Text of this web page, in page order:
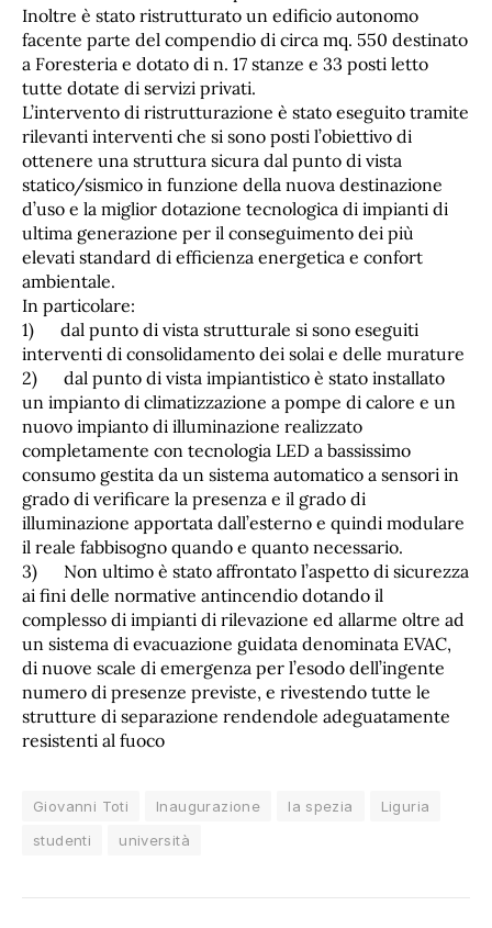
Inoltre è stato ristrutturato un edificio autonomo
facente parte del compendio di circa mq. 550 destinato
a Foresteria e dotato di n. 17 stanze e 33 posti letto
tutte dotate di servizi privati.
L’intervento di ristrutturazione è stato eseguito tramite
rilevanti interventi che si sono posti l’obiettivo di
ottenere una struttura sicura dal punto di vista
statico/sismico in funzione della nuova destinazione
d’uso e la miglior dotazione tecnologica di impianti di
ultima generazione per il conseguimento dei più
elevati standard di efficienza energetica e confort
ambientale.
In particolare:
1) dal punto di vista strutturale si sono eseguiti
interventi di consolidamento dei solai e delle murature
2) dal punto di vista impiantistico è stato installato
un impianto di climatizzazione a pompe di calore e un
nuovo impianto di illuminazione realizzato
completamente con tecnologia LED a bassissimo
consumo gestita da un sistema automatico a sensori in
grado di verificare la presenza e il grado di
illuminazione apportata dall’esterno e quindi modulare
il reale fabbisogno quando e quanto necessario.
3) Non ultimo è stato affrontato l’aspetto di sicurezza
ai fini delle normative antincendio dotando il
complesso di impianti di rilevazione ed allarme oltre ad
un sistema di evacuazione guidata denominata EVAC,
di nuove scale di emergenza per l’esodo dell’ingente
numero di presenze previste, e rivestendo tutte le
strutture di separazione rendendole adeguatamente
resistenti al fuoco
Giovanni Toti Inaugurazione la spezia
Liguria
studenti
università